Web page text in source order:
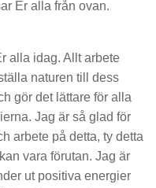
Er alla från ovan.
alla idag. Allt arbete
naturen till dess
gör det lättare för alla
Jag är så glad för
arbete på detta, ty detta
vara förutan. Jag är
ut positiva energier